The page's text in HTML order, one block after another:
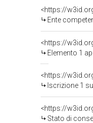
<https://
Ente
<https://
Elemento 1
<https://
Iscrizione 1
<https://
Stato di